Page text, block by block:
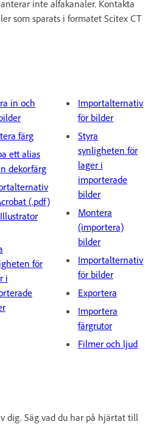
inte alfakanaler. Kontakta
som sparats i formatet Scitex CT
in och
färg
ett alias
dekorfärg
(.pdf)
för
i
Importalternativ
för bilder
Styra
synligheten för
lager i
importerade
bilder
Montera
(importera)
bilder
Importalternativ
för bilder
Exportera
Importera
färgrutor
Filmer och ljud
dig. Säg vad du har på hjärtat till